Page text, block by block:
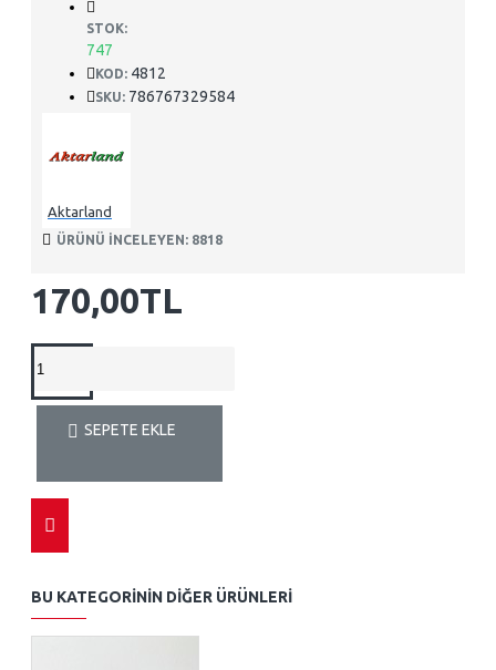
170,00TL
STOK:
747
KOD: 4812
SKU: 786767329584
Aktarland
ÜRÜNÜ INCELEYEN: 8818
SEPETE EKLE
BU KATEGORININ DIĞER ÜRÜNLERI